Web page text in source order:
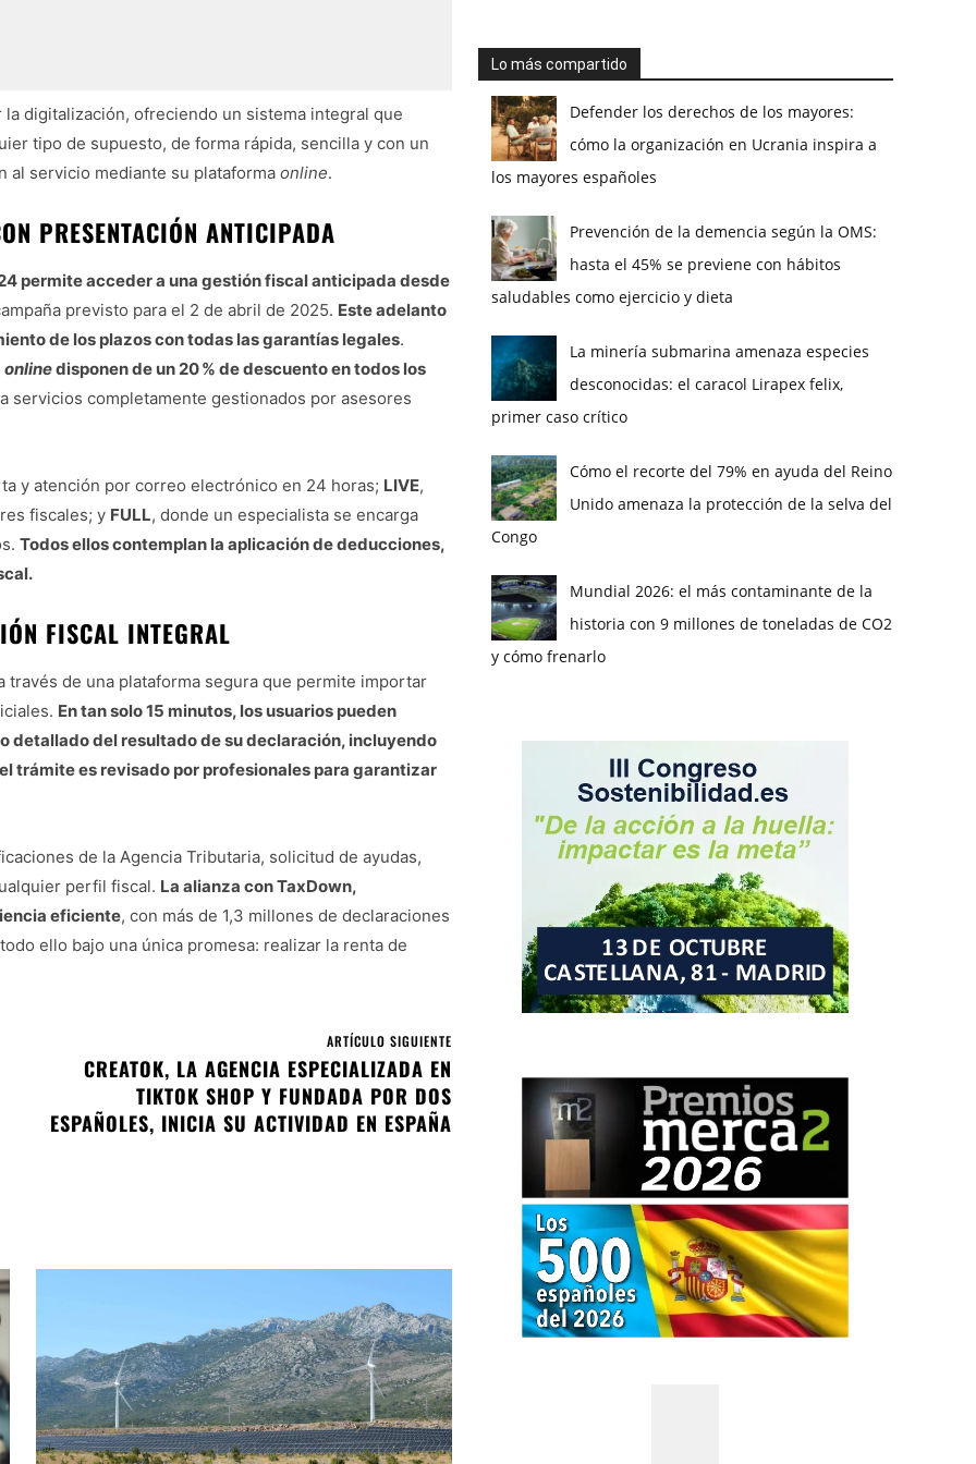
digitalización, ofreciendo un sistema integral que
tipo de supuesto, de forma rápida, sencilla y con un
al servicio mediante su plataforma online.
PRESENTACIÓN ANTICIPADA
permite acceder a una gestión fiscal anticipada desde
previsto para el 2 de abril de 2025. Este adelanto
de los plazos con todas las garantías legales.
onlinedisponen de un 20 % de descuento en todos los
servicios completamente gestionados por asesores
y atención por correo electrónico en 24 horas; LIVE,
fiscales; y FULL, donde un especialista se encarga
Todos ellos contemplan la aplicación de deducciones,
FISCAL INTEGRAL
de una plataforma segura que permite importar
En tan solo 15 minutos, los usuarios pueden
detallado del resultado de su declaración, incluyendo
trámite es revisado por profesionales para garantizar
de la Agencia Tributaria, solicitud de ayudas,
perfil fiscal. La alianza con TaxDown,
eficiente, con más de 1,3 millones de declaraciones
ello bajo una única promesa: realizar la renta de
ARTÍCULO SIGUIENTE
CREATOK, LA AGENCIA ESPECIALIZADA EN
TIKTOK SHOP Y FUNDADA POR DOS
ESPAÑOLES, INICIA SU ACTIVIDAD EN ESPAÑA
Lo más compartido
Defender los derechos de los mayores:
cómo la organización en Ucrania inspira a
los mayores españoles
Prevención de la demencia según la OMS:
hasta el 45% se previene con hábitos
saludables como ejercicio y dieta
La minería submarina amenaza especies
desconocidas: el caracol Lirapex felix,
primer caso crítico
Cómo el recorte del 79% en ayuda del Reino
Unido amenaza la protección de la selva del
Congo
Mundial 2026: el más contaminante de la
historia con 9 millones de toneladas de CO2
y cómo frenarlo